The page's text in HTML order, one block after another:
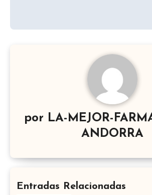
por LA-MEJOR-
ANDORRA
Entradas Relacionadas